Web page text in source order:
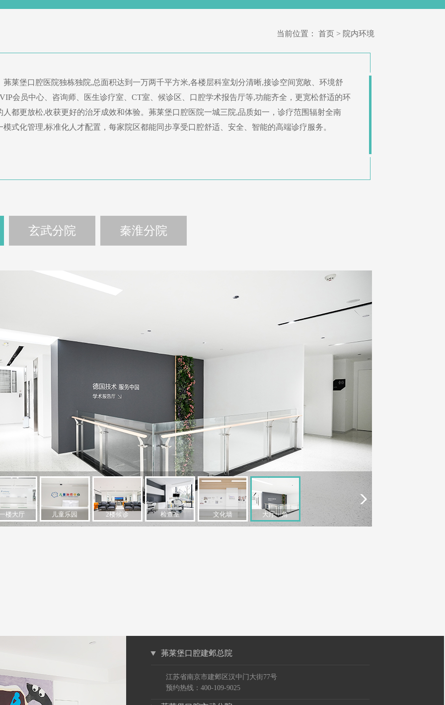
当前位置： 首页 > 院内环境
茀莱堡口腔医院独栋独院,总面积达到一万两千平方米,各楼层科室划分清晰,接诊空间宽敞、环境舒
会员中心、咨询师、医生诊疗室、CT室、候诊区、口腔学术报告厅等,功能齐全，更宽松舒适的环
人都更放松,收获更好的治牙成效和体验。茀莱堡口腔医院一城三院,品质如一，诊疗范围辐射全南
式化管理,标准化人才配置，每家院区都能同步享受口腔舒适、安全、智能的高端诊疗服务。
玄武分院 秦淮分院
楼大厅 儿童乐园 2楼候诊 检查室 文化墙 大厅一角
茀莱堡口腔建邺总院
江苏省南京市建邺区汉中门大街77号
预约热线：400-109-9025